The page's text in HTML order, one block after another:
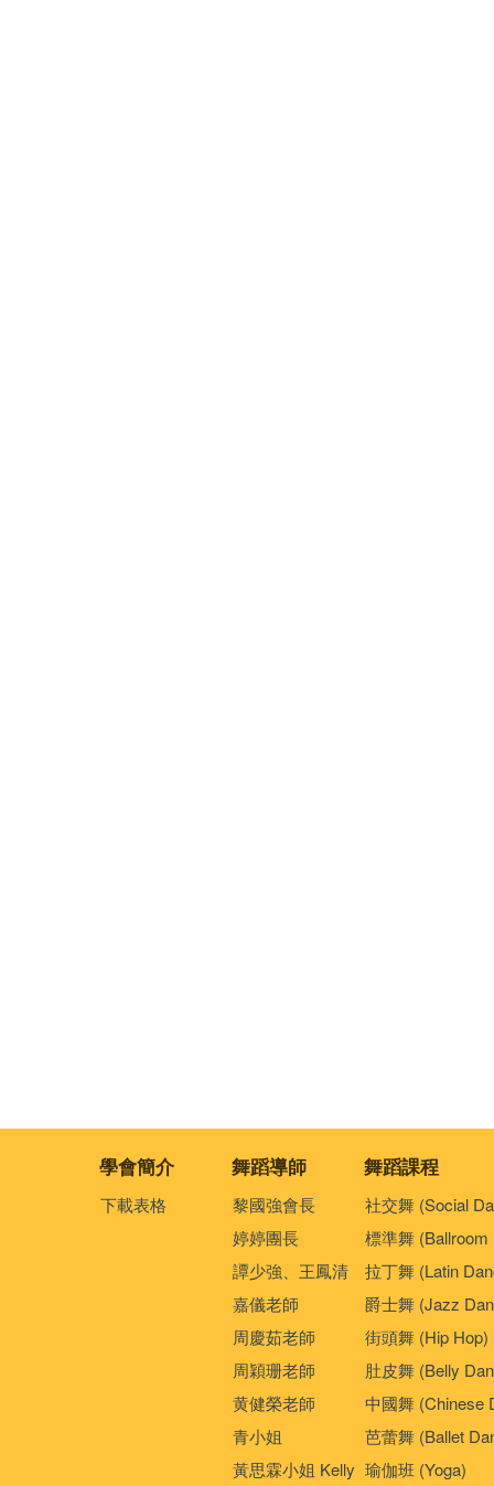
學會簡介 舞蹈導師 舞蹈課程
下載表格
黎國強會長
婷婷團長
譚少強、王鳳清
嘉儀老師
周慶茹老師
周穎珊老師
黄健榮老師
青小姐
黃思霖小姐 Kelly
社交舞 (Social
標準舞 (Ballroom
拉丁舞 (Latin
爵士舞 (Jazz
街頭舞 (Hip Hop)
肚皮舞 (Belly
中國舞 (Chinese
芭蕾舞 (Ballet
瑜伽班 (Yoga)